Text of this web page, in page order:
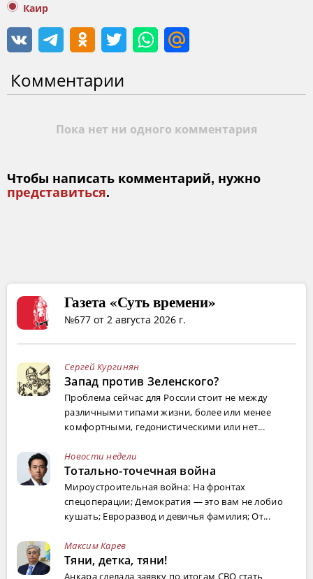
Каир
Комментарии
Пока нет ни одного комментария
Чтобы написать комментарий, нужно
представиться.
Газета «Суть времени»
№677 от 2 августа 2026 г.
Сергей Кургинян
Запад против Зеленского?
Проблема сейчас для России стоит не между
различными типами жизни, более или менее
комфортными, гедонистическими или нет...
Новости недели
Тотально-точечная война
Мироустроительная война: На фронтах
спецоперации; Демократия — это вам не лобио
кушать; Евроразвод и девичья фамилия; От...
Максим Карев
Тяни, детка, тяни!
Анкара сделала заявку по итогам СВО стать